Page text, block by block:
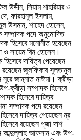
সিয়াম শাহরিয়ার ও
ফারহানুল ইসলাম,
উসমান, শাহেদ হোসেন,
সম্পাদক পদে অনুমোদিত
হিসেবে মনোনীত হয়েছেন
ও সায়েম বিন হোসেন।
দায়িত্ব পেয়েছেন
জুলফিকার সুলতানুল
জান্নাত নাঈমা। ক্রীড়া
ক্রীড়া সম্পাদক হিসেবে
হিসেবে দায়িত্ব
সম্পাদক পদে রয়েছেন
দায়িত্ব পেয়েছেন নূর
রয়েছেন পূজা দাশ
আব্দুল্লাহ আফসান এবং উপ-